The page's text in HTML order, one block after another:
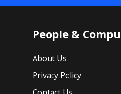
People &
About Us
Privacy Policy